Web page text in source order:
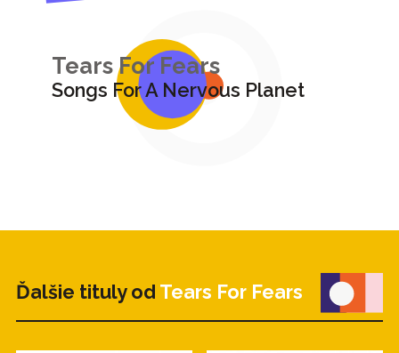
Tears For Fears
Songs For A Nervous Planet
Ďalšie tituly od Tears For Fears